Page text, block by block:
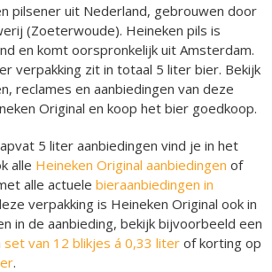
pilsener uit Nederland, gebrouwen door
(Zoeterwoude). Heineken pils is
en komt oorspronkelijk uit Amsterdam.
verpakking zit in totaal 5 liter bier. Bekijk
reclames en aanbiedingen van deze
Original en koop het bier goedkoop.
5 liter aanbiedingen vind je in het
alle Heineken Original aanbiedingen of
alle actuele bieraanbiedingen in
verpakking is Heineken Original ook in
in de aanbieding, bekijk bijvoorbeeld een
set van 12 blikjes á 0,33 liter of korting op
.